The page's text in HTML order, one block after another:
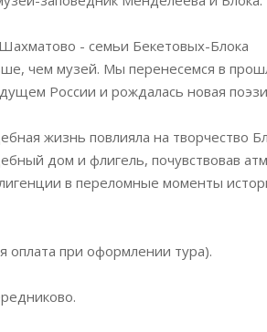
- семьи Бекетовых-Блока
чем музей. Мы перенесемся в
России и рождалась новая
жизнь повлияла на творчество
дом и флигель, почувствовав
в переломные моменты
оплата при оформлении тура).